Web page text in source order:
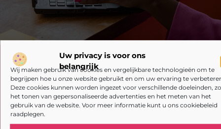
Uw privacy is voor ons
belangrijk
Wij maken gebruik van cookies en vergelijkbare technologieën om te
begrijpen hoe u onze website gebruikt en om uw ervaring te
Deze cookies kunnen worden ingezet voor verschillende doeleinden,
het tonen van gepersonaliseerde advertenties en het meten van het
gebruik van de website. Voor meer informatie kunt u ons cookiebeleid
raadplegen.
Registreer nu en word deel van ons
platform!
Ben jij een gepassioneerde schrijver of een
nieuwsgierige lezer? Sluit je aan bij ons blogplatform
en deel jouw verhalen, ontdek inspirerende blogs en
bouw mee aan een levendige community. Registreer